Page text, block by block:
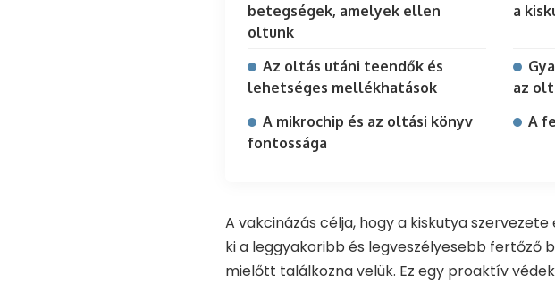
betegségek, amelyek ellen
oltunk
a
Az oltás utáni teendők és
lehetséges mellékhatások
az
A mikrochip és az oltási könyv
fontossága
A
A vakcinázás célja, hogy a kiskutya
ki a leggyakoribb és legveszélyesebb fertőző
mielőtt találkozna velük. Ez egy proaktív